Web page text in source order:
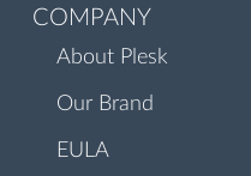
COMPANY
About Plesk
Our Brand
EULA